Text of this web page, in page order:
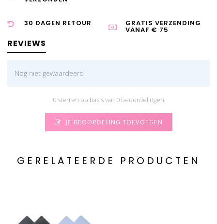
30 DAGEN RETOUR GRATIS VERZENDING
VANAF € 75
REVIEWS
Nog niet gewaardeerd
0 sterren op basis van 0 beoordelingen
JE BEOORDELING TOEVOEGEN
GERELATEERDE PRODUCTEN